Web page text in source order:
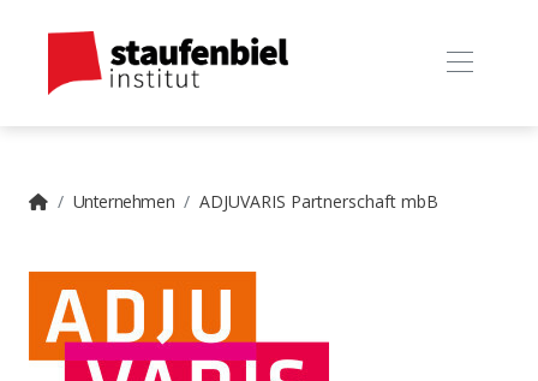
Unternehmen ADJUVARIS Partnerschaft mbB